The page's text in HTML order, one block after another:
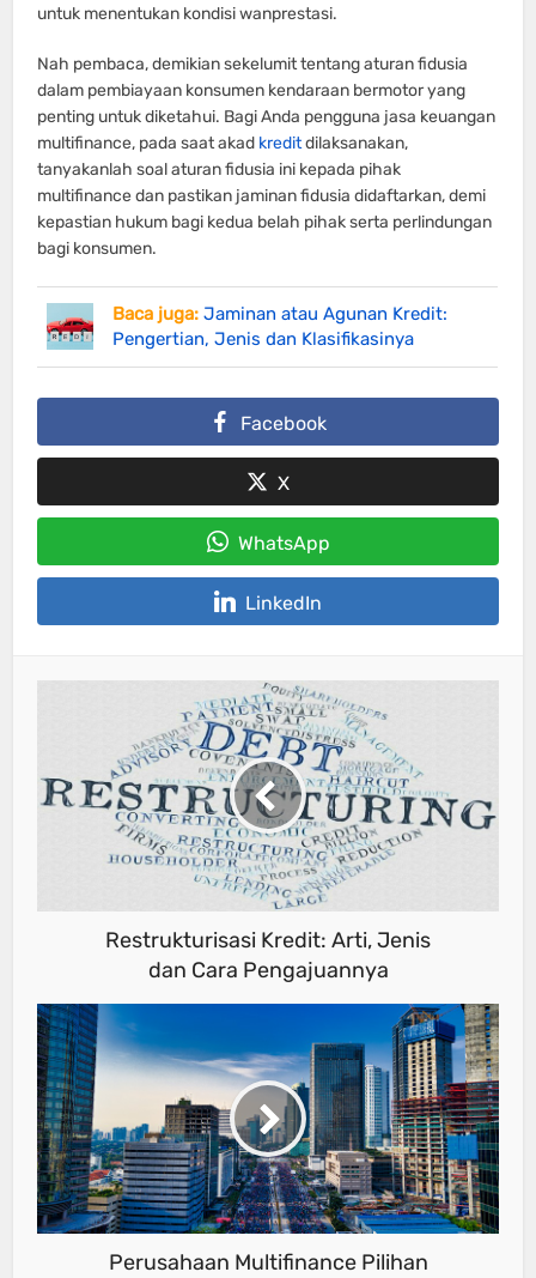
untuk menentukan kondisi wanprestasi.
Nah pembaca, demikian sekelumit tentang aturan fidusia
dalam pembiayaan konsumen kendaraan bermotor yang
penting untuk diketahui. Bagi Anda pengguna jasa keuangan
multifinance, pada saat akad kreditdilaksanakan,
tanyakanlah soal aturan fidusia ini kepada pihak
multifinance dan pastikan jaminan fidusia didaftarkan, demi
kepastian hukum bagi kedua belah pihak serta perlindungan
bagi konsumen.
Baca juga: Jaminan atau Agunan Kredit:
Pengertian, Jenis dan Klasifikasinya
Facebook
X
WhatsApp
LinkedIn
Restrukturisasi Kredit: Arti, Jenis
dan Cara Pengajuannya
Perusahaan Multifinance Pilihan